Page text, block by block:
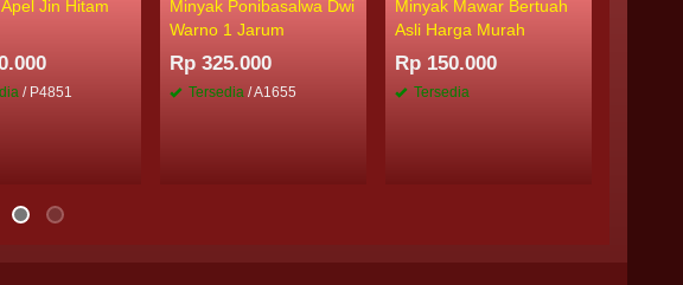
Jin Hitam
/ P4851
Minyak Ponibasalwa Dwi
Warno 1 Jarum
Rp 325.000
Tersedia / A1655
Minyak Mawar Bertuah
Asli Harga Murah
Rp 150.000
Tersedia